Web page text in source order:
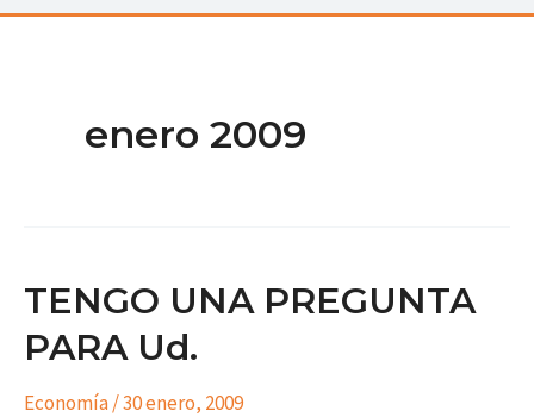
enero 2009
TENGO UNA PREGUNTA
PARA Ud.
Economía/30 enero, 2009